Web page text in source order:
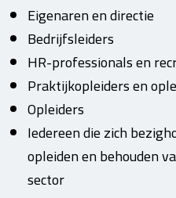
Eigenaren en directie
Bedrijfsleiders
HR-professionals en
Praktijkopleiders en
Opleiders
Iedereen die zich
opleiden en behouden
sector